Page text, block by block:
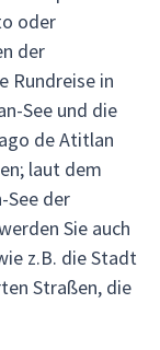
oder
der
Rundreise in
See und die
de Atitlan
laut dem
der
Sie auch
z.B. die Stadt
Straßen, die